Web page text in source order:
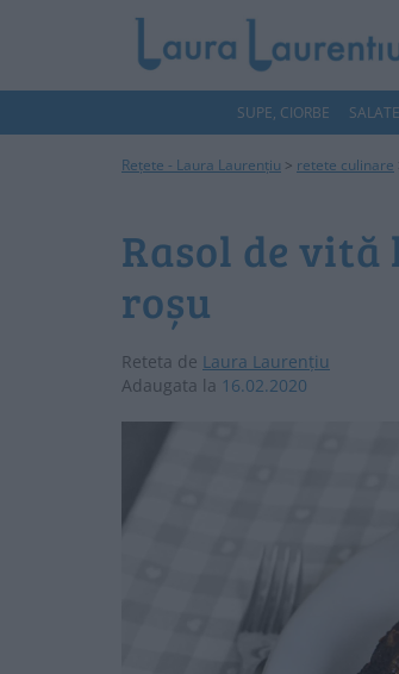
SUPE, CIORBE SALATE
Rețete - Laura Laurențiu > retete culinare
Rasol de
roșu
Reteta de Laura Laurențiu
Adaugata la 16.02.2020